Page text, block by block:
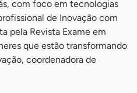
com foco em tecnologias
de Inovação com
pela Revista Exame em
que estão transformando
coordenadora de